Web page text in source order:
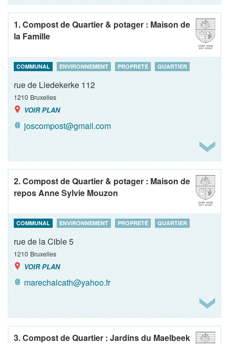
1. Compost de Quartier & potager : Maison de
la Famille
COMMUNAL ENVIRONNEMENT PROPRETÉ QUARTIER
rue de Liedekerke 112
1210 Bruxelles
VOIR PLAN
joscompost@gmail.com
2. Compost de Quartier & potager : Maison de
repos Anne Sylvie Mouzon
COMMUNAL ENVIRONNEMENT PROPRETÉ QUARTIER
rue de la Cible 5
1210 Bruxelles
VOIR PLAN
marechalcath@yahoo.fr
3. Compost de Quartier : Jardins du Maelbeek